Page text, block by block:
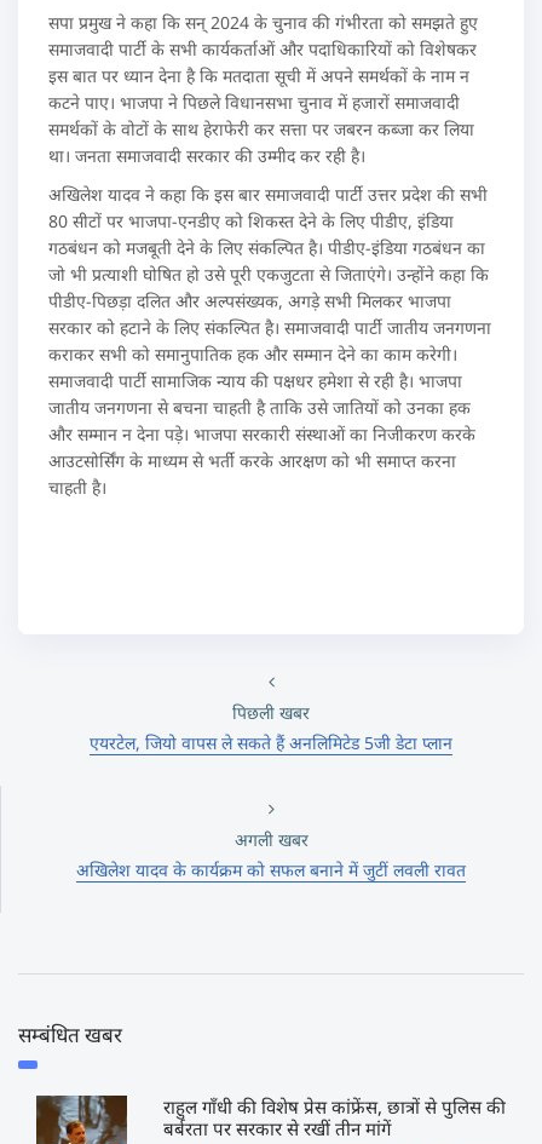
सपा प्रमुख ने कहा कि सन् 2024 के चुनाव की गंभीरता को समझते हुए
समाजवादी पार्टी के सभी कार्यकर्ताओं और पदाधिकारियों को विशेषकर
इस बात पर ध्यान देना है कि मतदाता सूची में अपने समर्थकों के नाम न
कटने पाए। भाजपा ने पिछले विधानसभा चुनाव में हजारों समाजवादी
समर्थकों के वोटों के साथ हेराफेरी कर सत्ता पर जबरन कब्जा कर लिया
था। जनता समाजवादी सरकार की उम्मीद कर रही है।
अखिलेश यादव ने कहा कि इस बार समाजवादी पार्टी उत्तर प्रदेश की सभी
80 सीटों पर भाजपा-एनडीए को शिकस्त देने के लिए पीडीए, इंडिया
गठबंधन को मजबूती देने के लिए संकल्पित है। पीडीए-इंडिया गठबंधन का
जो भी प्रत्याशी घोषित हो उसे पूरी एकजुटता से जिताएंगे। उन्होंने कहा कि
पीडीए-पिछड़ा दलित और अल्पसंख्यक, अगड़े सभी मिलकर भाजपा
सरकार को हटाने के लिए संकल्पित है। समाजवादी पार्टी जातीय जनगणना
कराकर सभी को समानुपातिक हक और सम्मान देने का काम करेगी।
समाजवादी पार्टी सामाजिक न्याय की पक्षधर हमेशा से रही है। भाजपा
जातीय जनगणना से बचना चाहती है ताकि उसे जातियों को उनका हक
और सम्मान न देना पड़े। भाजपा सरकारी संस्थाओं का निजीकरण करके
आउटसोर्सिंग के माध्यम से भर्ती करके आरक्षण को भी समाप्त करना
चाहती है।
पिछली खबर
एयरटेल, जियो वापस ले सकते हैं अनलिमिटेड 5जी डेटा प्लान
अगली खबर
अखिलेश यादव के कार्यक्रम को सफल बनाने में जुटीं लवली रावत
सम्बंधित खबर
राहुल गाँधी की विशेष प्रेस कांफ्रेंस, छात्रों से पुलिस की
बर्बरता पर सरकार से रखीं तीन मांगें